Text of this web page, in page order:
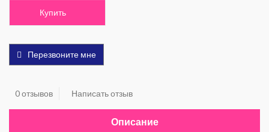
Купить
Перезвоните мне
0 отзывов Написать отзыв
Описание